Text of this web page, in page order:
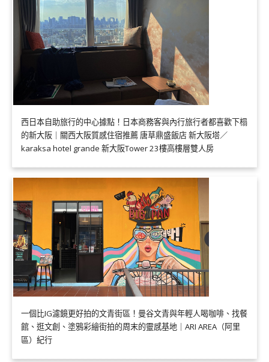
西日本自助旅行的中心據點！日本商務客與內行旅行者都喜歡下榻
的新大阪｜關西大阪質感住宿推薦 唐草鼎盛飯店 新大阪塔／
karaksa hotel grande 新大阪Tower 23樓高樓層雙人房
一個比IG濾鏡更好拍的文青街區！曼谷文青與年輕人喝咖啡、找餐
館、逛文創、塗鴉彩繪街拍的周末的靈感基地｜ARI AREA（阿里
區）紀行